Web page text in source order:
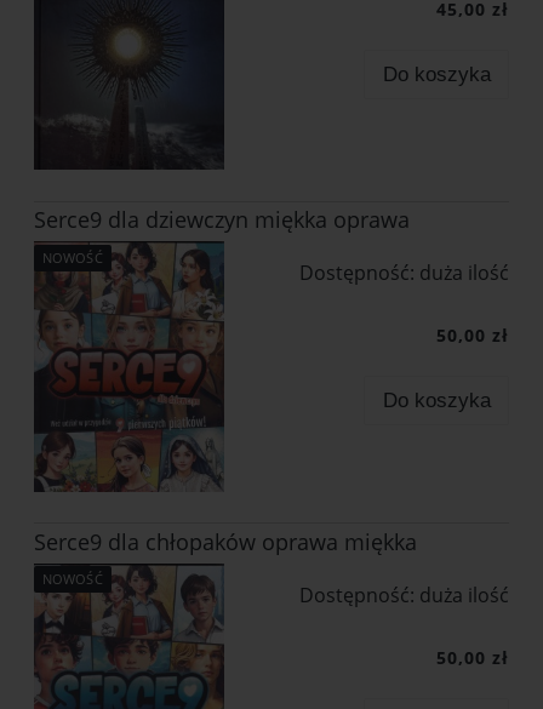
45,00 zł
Do koszyka
Serce9 dla dziewczyn miękka oprawa
Dostępność: duża ilość
50,00 zł
Do koszyka
NOWOŚĆ
Serce9 dla chłopaków oprawa miękka
Dostępność: duża ilość
50,00 zł
NOWOŚĆ